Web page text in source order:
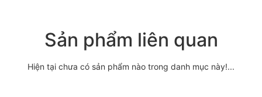
Sản phẩm liên quan
Hiện tại chưa có sản phẩm nào trong danh mục này!...